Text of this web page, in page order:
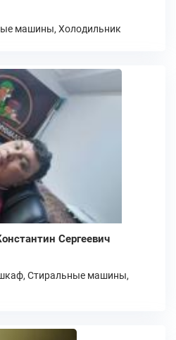
машины, Холодильник
Сергеевич
Стиральные машины,